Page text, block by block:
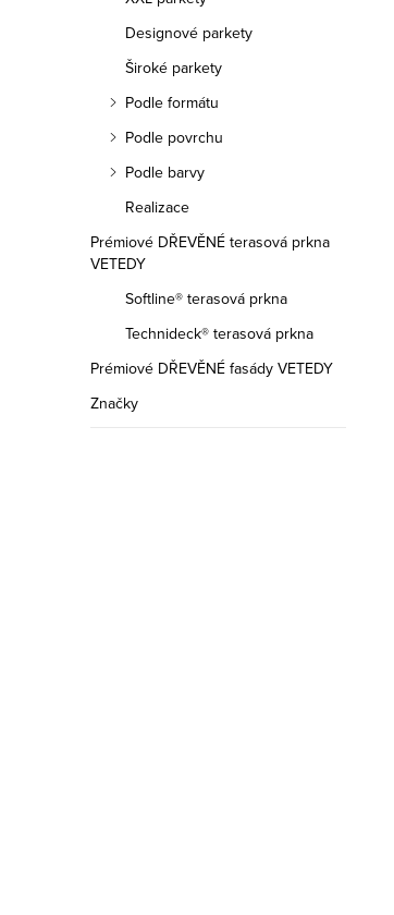
n
n
a
l
Designové parkety
Široké parkety
Podle formátu
Podle povrchu
Podle barvy
Realizace
Prémiové DŘEVĚNÉ terasová prkna
VETEDY
Softline® terasová prkna
Technideck® terasová prkna
Prémiové DŘEVĚNÉ fasády VETEDY
Značky